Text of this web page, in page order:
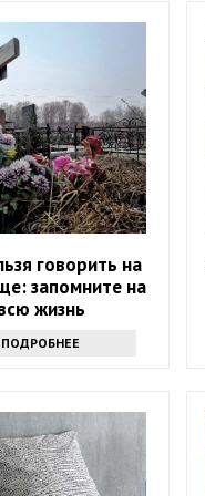
говорить на
запомните на
жизнь
ПОДРОБНЕЕ